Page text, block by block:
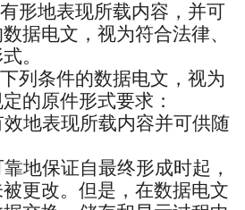
形地表现所载内容，并可
据电文，视为符合法律、
。
列条件的数据电文，视为
的原件形式要求：
效地表现所载内容并可供随
靠地保证自最终形成时起，
更改。但是，在数据电文